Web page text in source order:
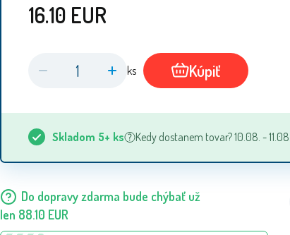
16.10 EUR
ks Kúpiť
Skladom 5+ ks Kedy dostanem tovar? 10.08. -
Do dopravy zdarma bude chýbať už
len 88.10 EUR